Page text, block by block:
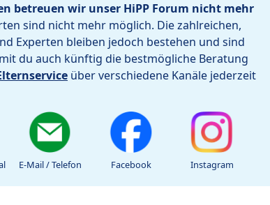
betreuen wir unser HiPP Forum nicht mehr
sind nicht mehr möglich. Die zahlreichen,
Experten bleiben jedoch bestehen und sind
du auch künftig die bestmögliche Beratung
über verschiedene Kanäle jederzeit
E-Mail / Telefon Facebook Instagram